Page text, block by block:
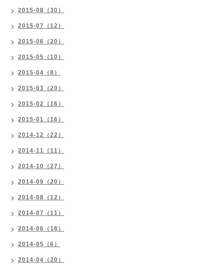
2015-08（30）
2015-07（12）
2015-06（20）
2015-05（10）
2015-04（8）
2015-03（20）
2015-02（16）
2015-01（16）
2014-12（22）
2014-11（11）
2014-10（27）
2014-09（20）
2014-08（12）
2014-07（11）
2014-06（18）
2014-05（6）
2014-04（20）